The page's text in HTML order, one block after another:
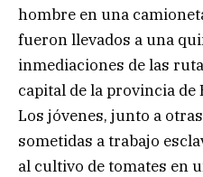
hombre en una
fueron llevados a una
inmediaciones de las
capital de la provincia de
Los jóvenes, junto a
sometidas a trabajo
al cultivo de tomates en